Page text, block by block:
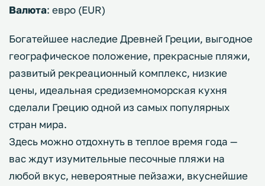
Валюта: евро (EUR)
Богатейшее наследие Древней Греции, выгодное
географическое положение, прекрасные пляжи,
развитый рекреационный комплекс, низкие
цены, идеальная средиземноморская кухня
сделали Грецию одной из самых популярных
стран мира.
Здесь можно отдохнуть в теплое время года —
вас ждут изумительные песочные пляжи на
любой вкус, невероятные пейзажи, вкуснейшие